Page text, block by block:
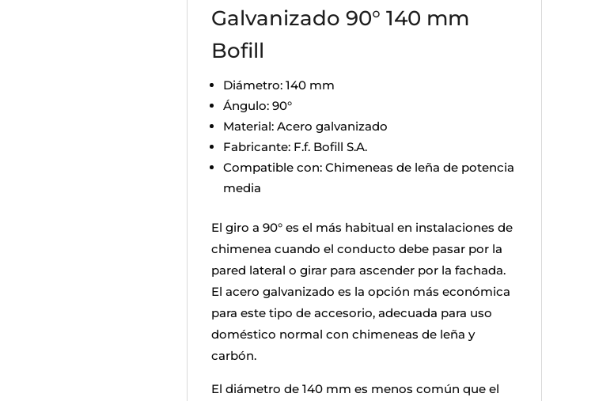
Galvanizado 90° 140 mm
Bofill
Diámetro: 140 mm
Ángulo: 90°
Material: Acero galvanizado
Fabricante: F.f. Bofill S.A.
Compatible con: Chimeneas de leña de potencia
media
El giro a 90° es el más habitual en instalaciones de
chimenea cuando el conducto debe pasar por la
pared lateral o girar para ascender por la fachada.
El acero galvanizado es la opción más económica
para este tipo de accesorio, adecuada para uso
doméstico normal con chimeneas de leña y
carbón.
El diámetro de 140 mm es menos común que el